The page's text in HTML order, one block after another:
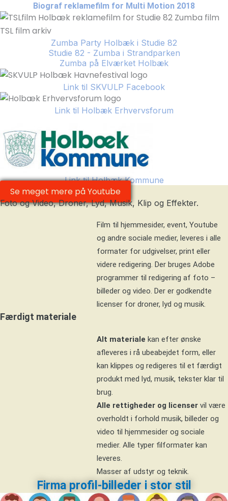
Biograf reklamefilm for Multi Motion 2018
Zumba Party Holbæk i Studie 82
Studie 82 - Zumba i Strandparken
Zumba på Elværket Holbæk
Link til SKVULP Facebook
Link til Holbæk Erhvervsforum
Link til Holbæk Kommune
Se meget mere på Youtube
Foto og Video, Droner, Lyd, Musik, Klip og Effekter.
Film til hjemmesider, event, Youtube
og andre sociale medier, leveres i alle
formater for udgivelser, print eller
videre redigering. Der bruges Adobe
programmer til redigering af foto –
billeder og video. Der er godkendte
licenser for droner, lyd og musik.
Færdigt materiale
Alt materiale kan efter ønske
afleveres i rå ubeabejdet form, eller
kan klippes og redigeres til et færdigt
produkt med lyd, musik, tekster klar til
brug.
Alle rettigheder og licenser vil være
overholdt i forhold musik, billeder og
video til hjemmesider og sociale
medier. Alle typer filformater kan
leveres.
Masser af udstyr og teknik.
Firma profil-billeder i stor stil